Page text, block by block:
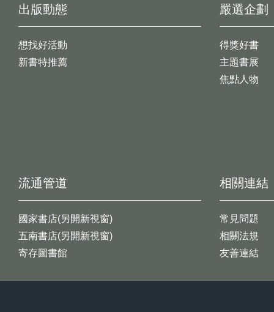
出版動態
想找好活動
新書特推薦
嚴選企劃
得獎好書
主題書展
焦點人物
流通管道
國家書店(另開新視窗)
五南書店(另開新視窗)
寄存圖書館
相關連結
常見問題
相關法規
友善連結